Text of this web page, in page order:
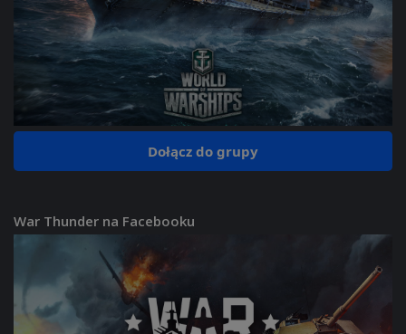
Dołącz do grupy
War Thunder na Facebooku